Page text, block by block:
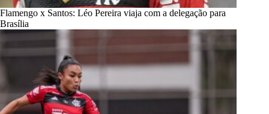
Flamengo x Santos: Léo Pereira viaja com a delegação para
Brasília